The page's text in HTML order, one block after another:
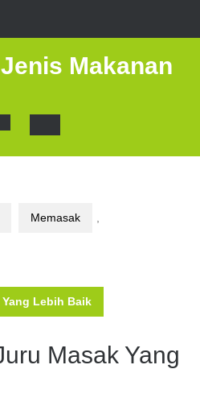
Makanan
Open
Memasak
Lebih Baik
Masak Yang